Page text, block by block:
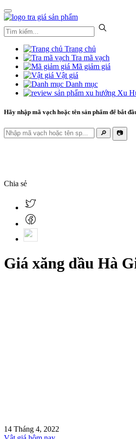
Trang chủ
Tra mã vạch
Mã giảm giá
Vật giá
Danh mục
Xu
Hãy nhập mã vạch hoặc tên sản phẩm để bắt
🔎 📷
Chia sẻ
Giá xăng dầu Hà
14 Tháng 4, 2022